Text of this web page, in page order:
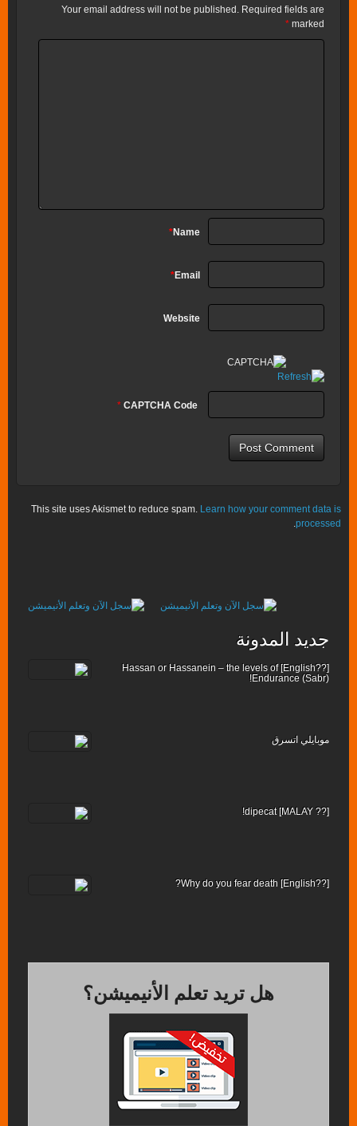
Your email address will not be published. Required fields are
marked
*
Name
*
Email
*
Website
CAPTCHA Code
*
This site uses Akismet to reduce spam. Learn how your comment data is
processed
.
جديد المدونة
[??English] Hassan or Hassanein – the levels of
Endurance (Sabr)!
موبايلي اتسرق
[?? MALAY] dipecat!
[??English] Why do you fear death?